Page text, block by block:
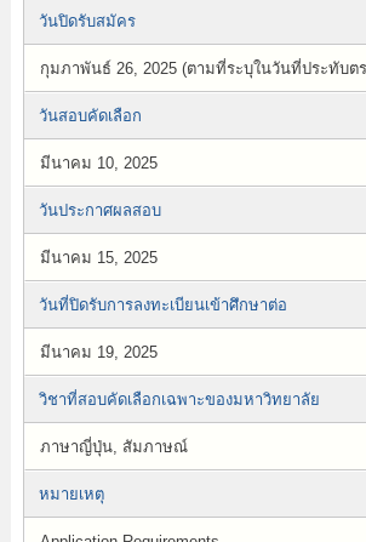
วันปิดรับสมัคร
กุมภาพันธ์ 26, 2025 (ตามที่ระบุในวันที่ประทับตร
วันสอบคัดเลือก
มีนาคม 10, 2025
วันประกาศผลสอบ
มีนาคม 15, 2025
วันที่ปิดรับการลงทะเบียนเข้าศึกษาต่อ
มีนาคม 19, 2025
วิชาที่สอบคัดเลือกเฉพาะของมหาวิทยาลัย
ภาษาญี่ปุ่น, สัมภาษณ์
หมายเหตุ